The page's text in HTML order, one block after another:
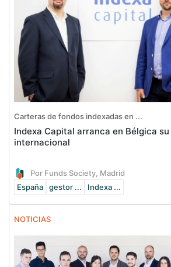
Carteras de fondos indexadas en ...
Indexa Capital arranca en Bélgica
internacional
Por Funds Society, Madrid
España
gestor ... Indexa ...
NOTICIAS